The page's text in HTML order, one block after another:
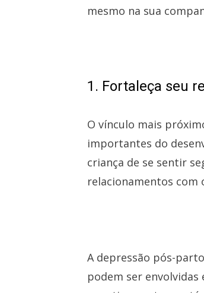
mesmo na sua
1. Fortaleça seu
O vínculo mais
importantes do
criança de se sentir
relacionamentos com
A depressão pós-
podem ser envolvidas